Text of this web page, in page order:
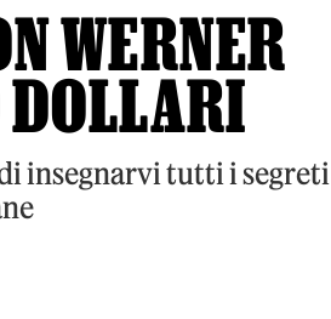
WERNER
DOLLARI
insegnarvi tutti i segreti